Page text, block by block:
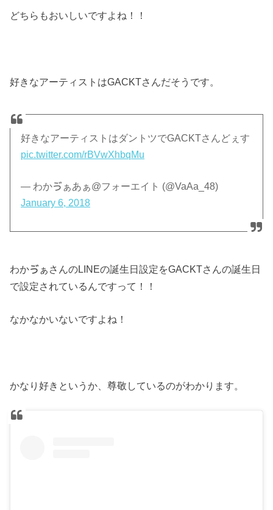
どちらもおいしいですよね！！
好きなアーティストはGACKTさんだそうです。
好きなアーティストはダントツでGACKTさんどぇす
pic.twitter.com/rBVwXhbqMu
— わかゔぁあぁ@フォーエイト (@VaAa_48)
January 6, 2018
わかゔぁさんのLINEの誕生日設定をGACKTさんの誕生日
で設定されているんですって！！
なかなかいないですよね！
かなり好きというか、尊敬しているのがわかります。